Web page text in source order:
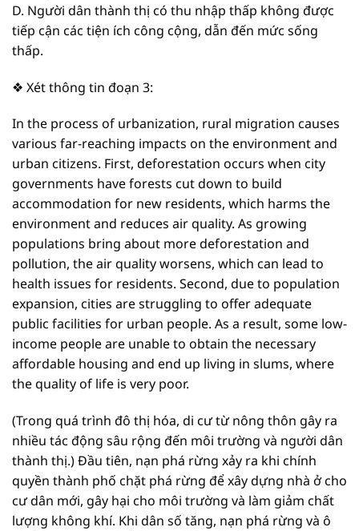
D. Người dân thành thị có thu nhập thấp không được
tiếp cận các tiện ích công cộng, dẫn đến mức sống
thấp.
❖ Xét thông tin đoạn 3:
In the process of urbanization, rural migration causes
various far-reaching impacts on the environment and
urban citizens. First, deforestation occurs when city
governments have forests cut down to build
accommodation for new residents, which harms the
environment and reduces air quality. As growing
populations bring about more deforestation and
pollution, the air quality worsens, which can lead to
health issues for residents. Second, due to population
expansion, cities are struggling to offer adequate
public facilities for urban people. As a result, some low-
income people are unable to obtain the necessary
affordable housing and end up living in slums, where
the quality of life is very poor.
(Trong quá trình đô thị hóa, di cư từ nông thôn gây ra
nhiều tác động sâu rộng đến môi trường và người dân
thành thị.) Đầu tiên, nạn phá rừng xảy ra khi chính
quyền thành phố chặt phá rừng để xây dựng nhà ở cho
cư dân mới, gây hại cho môi trường và làm giảm chất
lượng không khí. Khi dân số tăng, nạn phá rừng và ô